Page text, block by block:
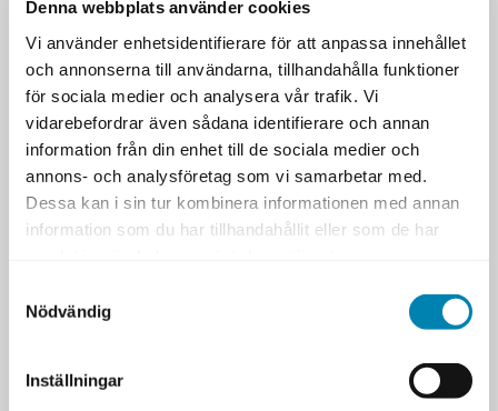
Denna webbplats använder cookies
Vi använder enhetsidentifierare för att anpassa innehållet
och annonserna till användarna, tillhandahålla funktioner
för sociala medier och analysera vår trafik. Vi
vidarebefordrar även sådana identifierare och annan
information från din enhet till de sociala medier och
annons- och analysföretag som vi samarbetar med.
Dessa kan i sin tur kombinera informationen med annan
information som du har tillhandahållit eller som de har
Nödvändig
Inställningar
Data Architect
Head of Business Intelligence / Analytics
Data Product Owner
IT Manager / CIO
Processägare för kund-, produkt- eller
leverantörsdata